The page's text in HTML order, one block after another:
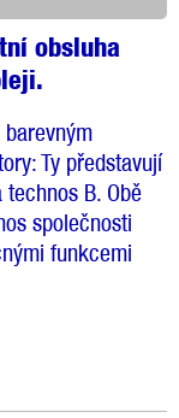
obsluha
Ty představují
B. Obě
společnosti
funkcemi